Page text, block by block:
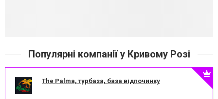
Популярні компанії у Кривому Розі
The Palma, турбаза, база відпочинку